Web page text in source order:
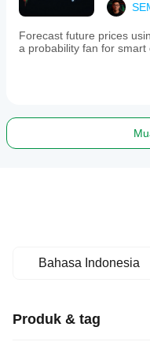
Forecast future prices
a probability fan for smart
Bahasa Indonesia
Produk & tag